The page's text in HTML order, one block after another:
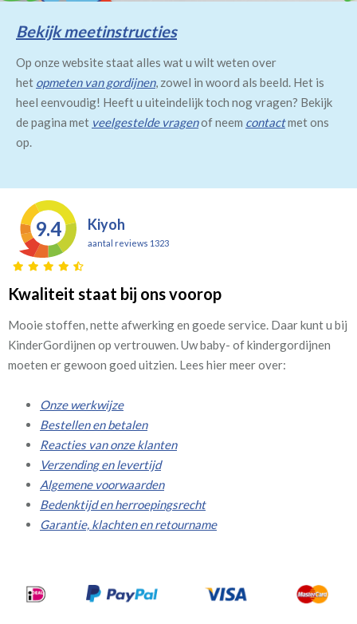
Bekijk meetinstructies
Op onze website staat alles wat u wilt weten over
het opmeten van gordijnen, zowel in woord als beeld. Het is
heel eenvoudig! Heeft u uiteindelijk toch nog vragen? Bekijk
de pagina met veelgestelde vragenof neem contactmet ons
op.
9.4 Kiyoh
aantal reviews 1323
Kwaliteit staat bij ons voorop
Mooie stoffen, nette afwerking en goede service. Daar kunt u bij
KinderGordijnen op vertrouwen. Uw baby- of kindergordijnen
moeten er gewoon goed uitzien. Lees hier meer over:
Onze werkwijze
Bestellen en betalen
Reacties van onze klanten
Verzending en levertijd
Algemene voorwaarden
Bedenktijd en herroepingsrecht
Garantie, klachten en retourname